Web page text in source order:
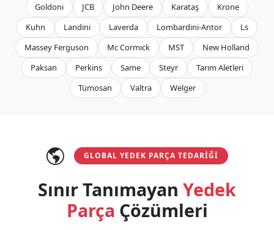
Goldoni
JCB John Deere Karataş
Krone
Kuhn
Landini Laverda Lombardini-Antor
Ls
Massey Ferguson
Mc Cormıck MST
New Holland
Paksan
Perkins Same Steyr
Tarım Aletleri
Tümosan
Valtra Welger
GLOBAL YEDEK PARÇA TEDARIĞI
Sınır Tanımayan Yedek
Parça Çözümleri